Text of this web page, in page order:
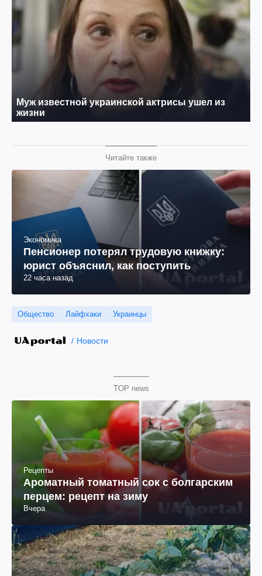
Читайте также
Экономика
Пенсионер потерял трудовую книжку:
юрист объяснил, как поступить
22 часа назад
Общество Лайфхаки Украинцы
Новости
TOP news
Рецепты
Ароматный томатный сок с болгарским
перцем: рецепт на зиму
Вчера